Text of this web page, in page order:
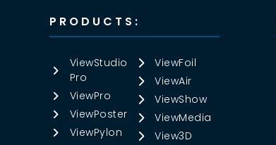
PRODUCTS:
ViewStudio
Pro
ViewPro
ViewPoster
ViewPylon
ViewFoil
ViewAir
ViewShow
ViewMedia
View3D